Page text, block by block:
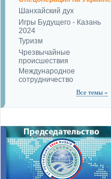
Шанхайский дух
Игры Будущего - Казань
2024
Туризм
Чрезвычайные
происшествия
Международное
сотрудничество
Все темы »